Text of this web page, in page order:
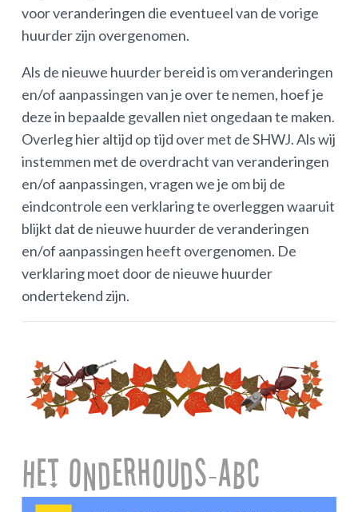
voor veranderingen die eventueel van de vorige
huurder zijn overgenomen.
Als de nieuwe huurder bereid is om veranderingen
en/of aanpassingen van je over te nemen, hoef je
deze in bepaalde gevallen niet ongedaan te maken.
Overleg hier altijd op tijd over met de SHWJ. Als wij
instemmen met de overdracht van veranderingen
en/of aanpassingen, vragen we je om bij de
eindcontrole een verklaring te overleggen waaruit
blijkt dat de nieuwe huurder de veranderingen
en/of aanpassingen heeft overgenomen. De
verklaring moet door de nieuwe huurder
ondertekend zijn.
Het Onderhouds-ABC